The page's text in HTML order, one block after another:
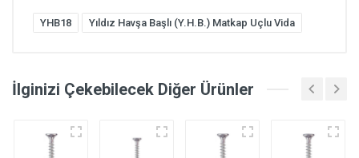
YHB18 Yıldız Havşa Başlı (Y.H.B.) Matkap Uçlu Vida
İlginizi Çekebilecek Diğer Ürünler